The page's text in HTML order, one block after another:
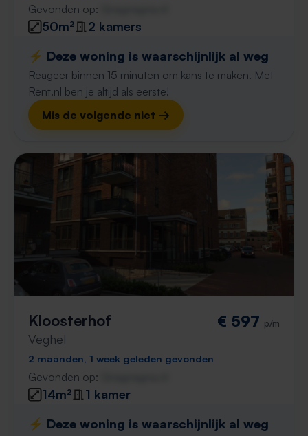
Gevonden op:
50m²
2 kamers
⚡️ Deze woning is waarschijnlijk al weg
Reageer binnen 15 minuten om kans te maken. Met
Rent.nl ben je altijd als eerste!
Mis de volgende niet →
Kloosterhof
Veghel
€ 597 p/m
2 maanden, 1 week geleden gevonden
Gevonden op:
14m²
1 kamer
⚡️ Deze woning is waarschijnlijk al weg